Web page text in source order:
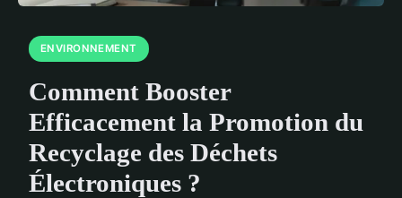
ENVIRONNEMENT
Comment Booster
Efficacement la Promotion du
Recyclage des Déchets
Électroniques ?